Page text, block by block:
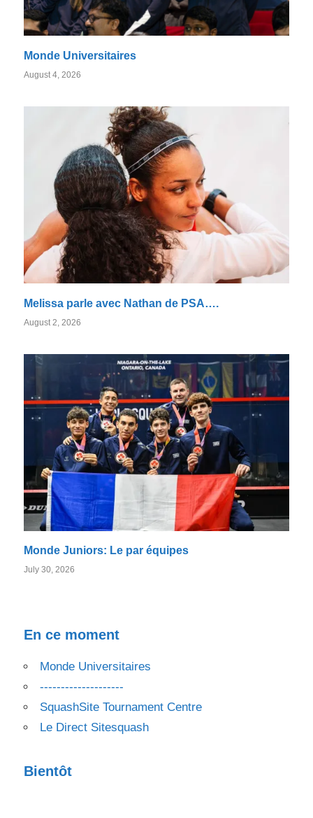
Monde Universitaires
August 4, 2026
Melissa parle avec Nathan de PSA….
August 2, 2026
Monde Juniors: Le par équipes
July 30, 2026
En ce moment
Monde Universitaires
--------------------
SquashSite Tournament Centre
Le Direct Sitesquash
Bientôt